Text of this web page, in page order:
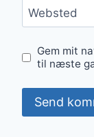
Websted
Gem mit
til næste